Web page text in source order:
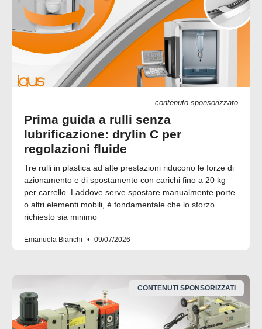
contenuto sponsorizzato
Prima guida a rulli senza
lubrificazione: drylin C per
regolazioni fluide
Tre rulli in plastica ad alte prestazioni riducono le forze di
azionamento e di spostamento con carichi fino a 20 kg
per carrello. Laddove serve spostare manualmente porte
o altri elementi mobili, è fondamentale che lo sforzo
richiesto sia minimo
Emanuela Bianchi 09/07/2026
CONTENUTI SPONSORIZZATI